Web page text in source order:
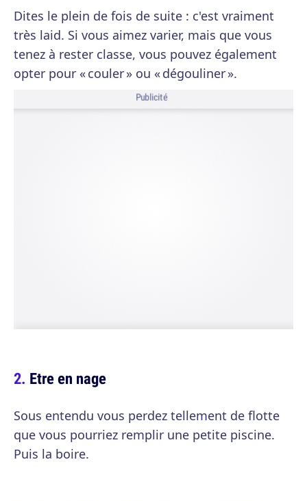
Dites le plein de fois de suite : c'est vraiment
très laid. Si vous aimez varier, mais que vous
tenez à rester classe, vous pouvez également
opter pour « couler » ou « dégouliner ».
Publicité
Etre en nage
Sous entendu vous perdez tellement de flotte
que vous pourriez remplir une petite piscine.
Puis la boire.